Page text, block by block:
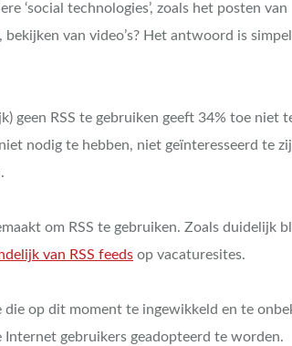
‘social technologies’, zoals het posten van
van video’s? Het antwoord is
geen RSS te gebruiken geeft 34% toe niet
nodig te hebben, niet geïnteresseerd te
om RSS te gebruiken. Zoals duidelijk
van RSS feeds op vacaturesites.
die op dit moment te ingewikkeld en te
gebruikers geadopteerd te worden.